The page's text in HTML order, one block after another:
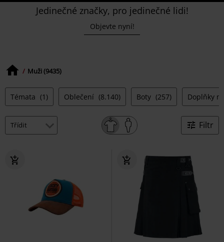
Jedinečné značky, pro jedinečné lidi!
Objevte nyní!
Muži (9435)
Témata (1) Oblečení (8.140) Boty (257) Doplňky
Filtr